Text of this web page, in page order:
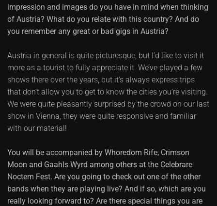
impression and images do you have in mind when thinking
of Austria? What do you relate with this country? And do
you remember any great or bad gigs in Austria?
Austria in general is quite picturesque, but I’d like to visit it
more as a tourist to fully appreciate it. We’ve played a few
shows there over the years, but it’s always express trips
that don’t allow you to get to know the cities you’re visiting.
We were quite pleasantly surprised by the crowd on our last
show in Vienna, they were quite responsive and familiar
with our material!
You will be accompanied by Whoredom Rife, Crimson
Moon and Gaahls Wyrd among others at the Celebrare
Noctem Fest. Are you going to check out one of the other
bands when they are playing live? And if so, which are you
really looking forward to? Are there special things you are